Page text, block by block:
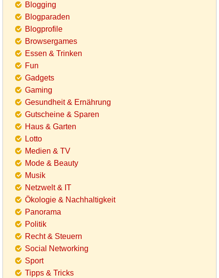
Blogging
Blogparaden
Blogprofile
Browsergames
Essen & Trinken
Fun
Gadgets
Gaming
Gesundheit & Ernährung
Gutscheine & Sparen
Haus & Garten
Lotto
Medien & TV
Mode & Beauty
Musik
Netzwelt & IT
Ökologie & Nachhaltigkeit
Panorama
Politik
Recht & Steuern
Social Networking
Sport
Tipps & Tricks